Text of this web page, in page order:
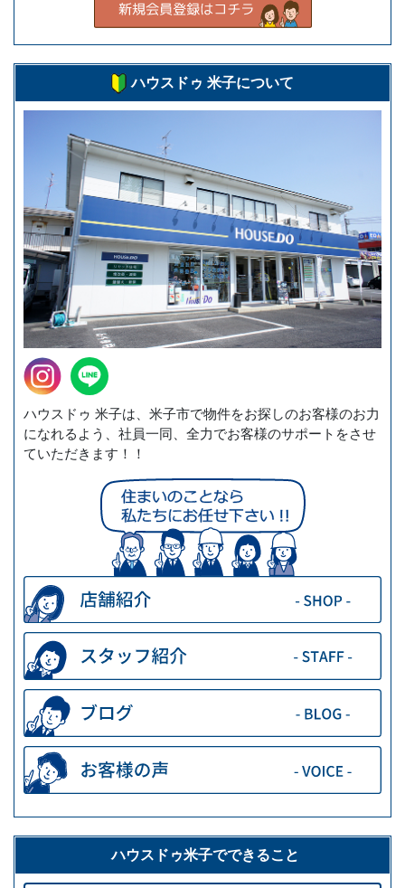
ハウスドゥ 米子について
ハウスドゥ 米子は、米子市で物件をお探しのお客様のお力
になれるよう、社員一同、全力でお客様のサポートをさせ
ていただきます！！
ハウスドゥ米子でできること